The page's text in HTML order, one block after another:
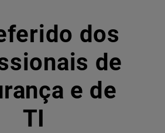
dos
de
e de
TI